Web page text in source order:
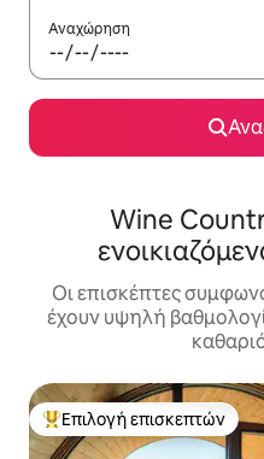
Αναχώρηση
Wine
Οι επισκέπτες
έχουν υψηλή
Κορυφαία επιλογή
Επιλογή επισκεπτών